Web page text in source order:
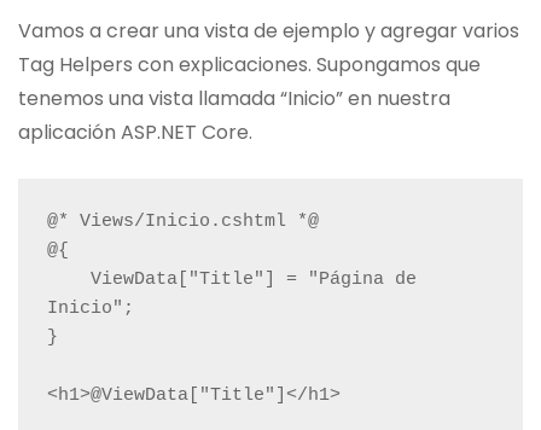
Vamos a crear una vista de ejemplo y agregar varios
Tag Helpers con explicaciones. Supongamos que
tenemos una vista llamada “Inicio” en nuestra
aplicación ASP.NET Core.
@* Views/Inicio.cshtml *@
@{
Inicio";
}
<h1>@ViewData["Title"]</h1>